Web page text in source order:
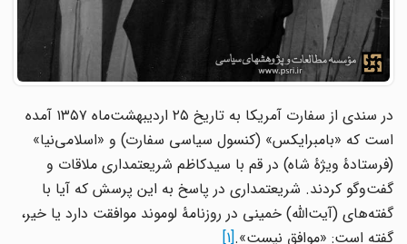
در سندی از سفارت آمریکا به تاریخ ۲۵ اردیبهشت‌ماه ۱۳۵۷ آمده
است که «بامبرایکس» (کنسول سیاسی سفارت) و «اسلامی‌نیا»
(فرستادهٔ ویژهٔ شاه) در قم با سیدکاظم شریعتمداری ملاقات و
گفت‌وگو کردند. شریعتمداری در پاسخ به این پرسش که آیا با
گفته‌های (آیت‌الله) خمینی در روزنامهٔ لوموند موافقت دارد یا خیر،
گفته است: «موافق نیست».[1]